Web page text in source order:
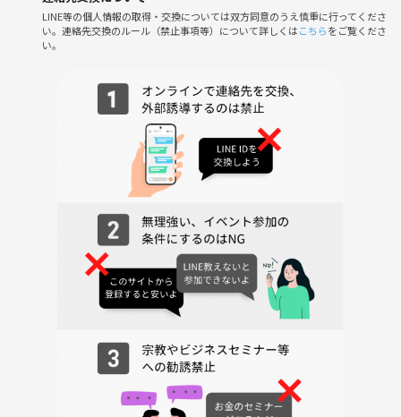
前にお電話いただけますと幸いです。
TEL:03-5942-6286
必ず本イベントでそれらが遊べるわけではございません。
・ビジネス/宗教の勧誘やナンパはご遠慮ください。発見次第ご退出い
ただきます。(この場合返金はいたしません)
・本イベントにおいて、あくまでボードゲームは「みんなと仲良くなる
ためのツール」です。熱中するあまり、他参加者が不快になるような言
動がないようお気をつけください。
・ゲーム選びやルール説明は、基本的に主催も介入させていただきま
す。大半の対人トラブルの原因はこの部分で発生するためですのでご了
承ください。もちろん皆さんのご希望を加味したうえで提案させていた
す。外国語話者の方のご参加ももちろん可能ですが、どうしても少し難
しい単語も交えた日本語での説明となりますためご注意ください。
・会場には本イベント以外にもご利用者がいます。過度な大声でのおし
ゃべりなど、主催から注意をする場合がございます。
LINE等の個人情報の取得・交換については双方同意のうえ慎重に行ってくださ
い。連絡先交換のルール（禁止事項等）について詳しくはこちらをご覧くださ
い。